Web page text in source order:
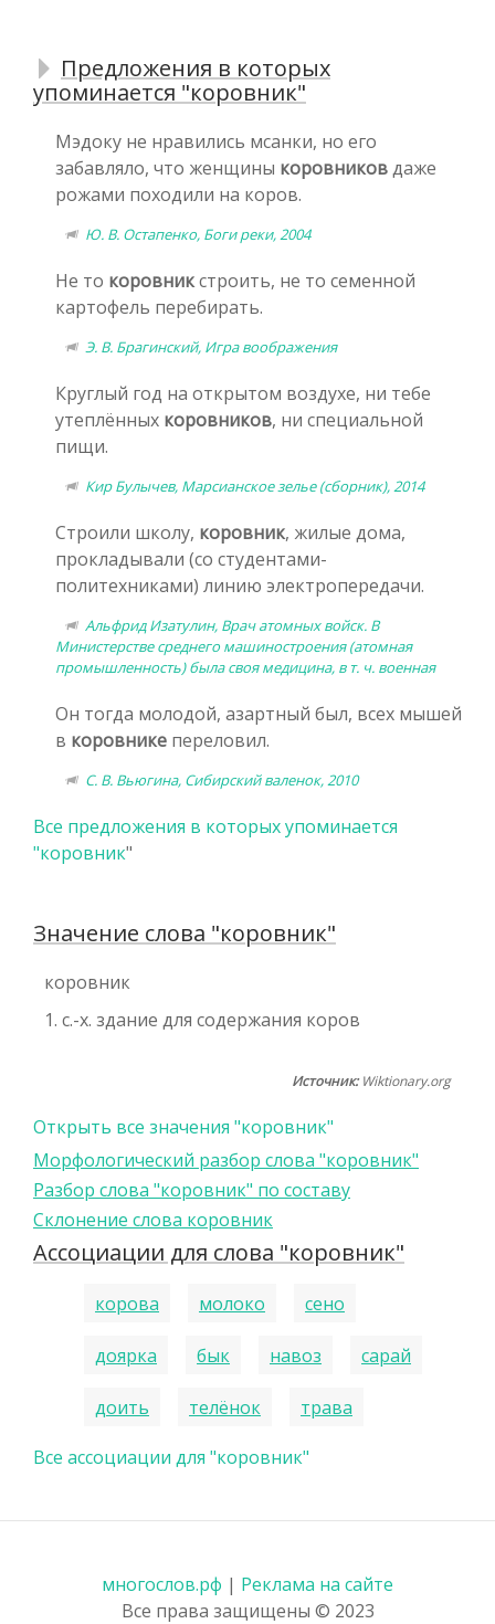
Предложения в которых
упоминается "коровник"
Мэдоку не нравились мсанки, но его
забавляло, что женщины коровниковдаже
рожами походили на коров.
Ю. В. Остапенко, Боги реки, 2004
Не то коровникстроить, не то семенной
картофель перебирать.
Э. В. Брагинский, Игра воображения
Круглый год на открытом воздухе, ни тебе
утеплённых коровников, ни специальной
пищи.
Кир Булычев, Марсианское зелье (сборник), 2014
Строили школу, коровник, жилые дома,
прокладывали (со студентами-
политехниками) линию электропередачи.
Альфрид Изатулин, Врач атомных войск. В
Министерстве среднего машиностроения (атомная
промышленность) была своя медицина, в т. ч. военная
Он тогда молодой, азартный был, всех мышей
в коровнике переловил.
С. В. Вьюгина, Сибирский валенок, 2010
Все предложения в которых упоминается
"коровник"
Значение слова "коровник"
коровник
1. с.-х. здание для содержания коров
Источник:Wiktionary.org
Открыть все значения "коровник"
Морфологический разбор слова "коровник"
Разбор слова "коровник" по составу
Склонение слова коровник
Ассоциации для слова "коровник"
корова молоко сено
доярка бык навоз сарай
доить телёнок трава
Все ассоциации для "коровник"
многослов.рф | Реклама на сайте
Все права защищены © 2023